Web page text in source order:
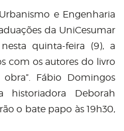
e Engenharia
da UniCesumar
quinta-feira (9), a
com os autores do livro
Fábio Domingos
historiadora Deborah
o bate papo às 19h30,